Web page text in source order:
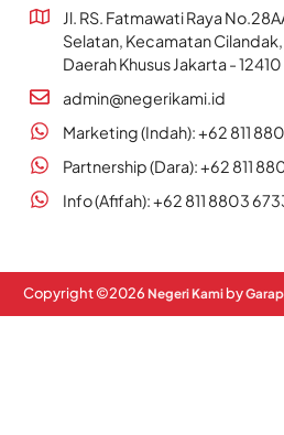
Jl. RS. Fatmawati Raya
Selatan, Kecamatan
Daerah Khusus Jakarta - 12410
admin@negerikami.id
Marketing (Indah): +62 811
Partnership (Dara): +62 811
Info (Afifah): +62 811 8803
Copyright ©2026 Negeri Kami by